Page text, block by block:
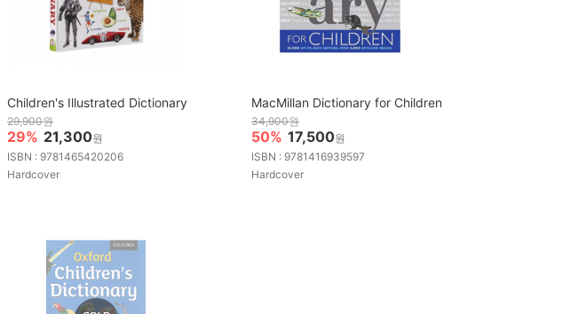
Children's Illustrated Dictionary
29,900원
29% 21,300원
ISBN : 9781465420206
Hardcover
MacMillan Dictionary for Children
34,900원
50% 17,500원
ISBN : 9781416939597
Hardcover